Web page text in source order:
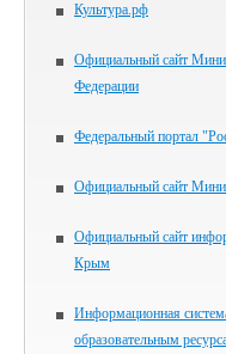
Культура.рф
Официальный сайт
Федерации
Федеральный портал
Официальный сайт
Официальный сайт
Крым
Информационная
образовательным